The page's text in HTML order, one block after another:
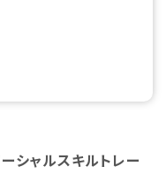
シャルスキルトレー